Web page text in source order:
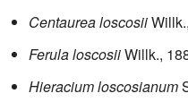
Centaurea loscosii
Ferula loscosiiWillk.,
Hieracium loscosianum